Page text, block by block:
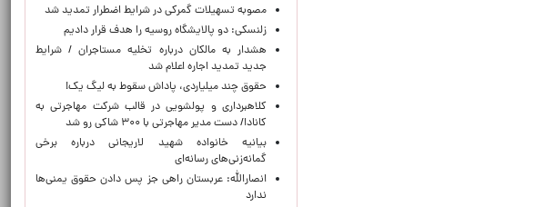
مصوبه تسهیلات گمرکی در شرایط اضطرار تمدید شد
زلنسکی: دو پالایشگاه روسیه را هدف قرار دادیم
هشدار به مالکان درباره تخلیه مستاجران / شرایط
جدید تمدید اجاره اعلام شد
حقوق چند میلیاردی، پاداش سقوط به لیگ یک!
کلاهبرداری و پولشویی در قالب شرکت مهاجرتی به
کانادا/ دست مدیر مهاجرتی با ۳۰۰ شاکی رو شد
بیانیه خانواده شهید لاریجانی درباره برخی
گمانه‌زنی‌های رسانه‌ای
انصارالله: عربستان راهی جز پس دادن حقوق یمنی‌ها
ندارد